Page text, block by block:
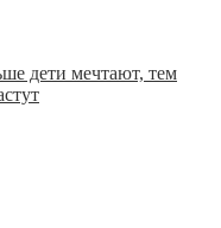
дети мечтают, тем